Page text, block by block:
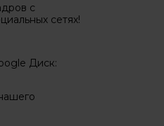
с
сетях!
Диск: